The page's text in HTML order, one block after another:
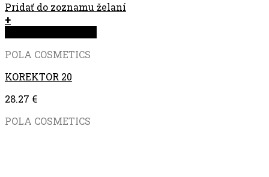
Pridať do zoznamu želaní
+
POLA COSMETICS
KOREKTOR 20
28.27 €
POLA COSMETICS